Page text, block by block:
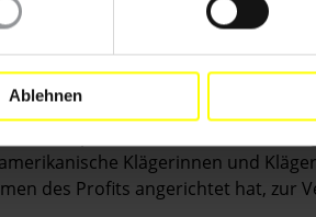
Ablehnen
zu verpflichten, richtet Shell Zeit
des Konzerns weltweit eine
gegen Shell anhängig, bei
Korruption und
Klägerinnen und Kläger
des Profits angerichtet hat, zur